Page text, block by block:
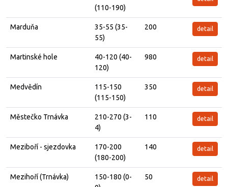
(110-190)
Marduňa
35-55 (35-
55)
200 detail
Martinské hole
40-120 (40-
120)
980 detail
Medvědín
115-150
(115-150)
350 detail
Městečko Trnávka
210-270 (3-
4)
110 detail
Meziboří - sjezdovka
170-200
(180-200)
140 detail
Mezihoří (Trnávka)
150-180 (0-
50 detail